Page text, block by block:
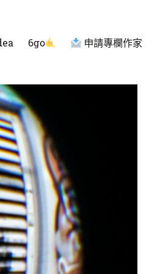
6go 申請專欄作家